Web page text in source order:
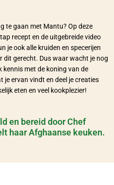
te gaan met Mantu? Op deze
recept en de uitgebreide video
je ook alle kruiden en specerijen
dit gerecht. Dus waar wacht je nog
kennis met de koning van de
ervan vindt en deel je creaties
eten en veel kookplezier!
en bereid door Chef
haar Afghaanse keuken.